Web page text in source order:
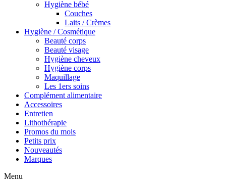
Hygiène bébé
Couches
Laits / Crèmes
Hygiène / Cosmétique
Beauté corps
Beauté visage
Hygiène cheveux
Hygiène corps
Maquillage
Les 1ers soins
Complément alimentaire
Accessoires
Entretien
Lithothérapie
Promos du mois
Petits prix
Nouveautés
Marques
Menu